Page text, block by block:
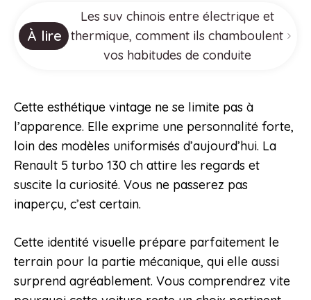
À lire
Les suv chinois entre électrique et
thermique, comment ils chamboulent
vos habitudes de conduite
Cette esthétique vintage ne se limite pas à
l’apparence. Elle exprime une personnalité forte,
loin des modèles uniformisés d’aujourd’hui. La
Renault 5 turbo 130 ch attire les regards et
suscite la curiosité. Vous ne passerez pas
inaperçu, c’est certain.
Cette identité visuelle prépare parfaitement le
terrain pour la partie mécanique, qui elle aussi
surprend agréablement. Vous comprendrez vite